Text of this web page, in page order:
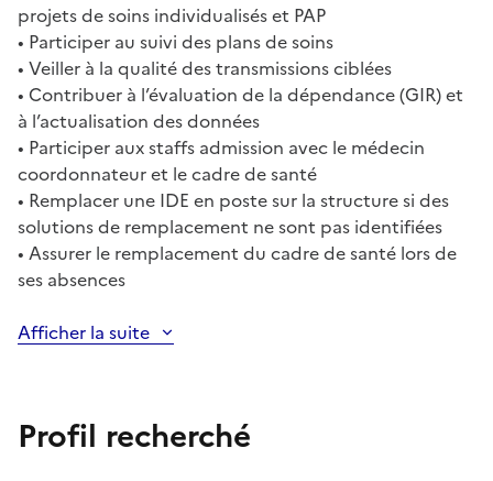
projets de soins individualisés et PAP
• Participer au suivi des plans de soins
• Veiller à la qualité des transmissions ciblées
• Contribuer à l’évaluation de la dépendance (GIR) et
à l’actualisation des données
• Participer aux staffs admission avec le médecin
coordonnateur et le cadre de santé
• Remplacer une IDE en poste sur la structure si des
solutions de remplacement ne sont pas identifiées
• Assurer le remplacement du cadre de santé lors de
ses absences
Afficher la suite
Profil recherché